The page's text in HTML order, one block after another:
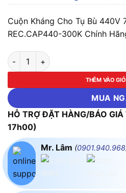
Cuộn Kháng Cho Tụ Bù 440V
REC.CAP440-300K Chính
Cuộn Kháng Cho Tụ Bù 440V
THÊM VÀO
MUA
HỖ TRỢ ĐẶT HÀNG/BÁO
17h00)
Mr. Lâm (0901.940.968